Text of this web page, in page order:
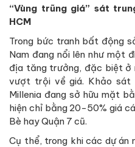
“Vùng trũng giá” sát
HCM
Trong bức tranh bất động
Nam đang nổi lên như một
địa tăng trưởng, đặc biệt ở
vượt trội về giá. Khảo
Millenia đang sở hữu mặt
hiện chỉ bằng 20-50% giá
Bè hay Quận 7 cũ.
Cụ thể, trong khi các dự án